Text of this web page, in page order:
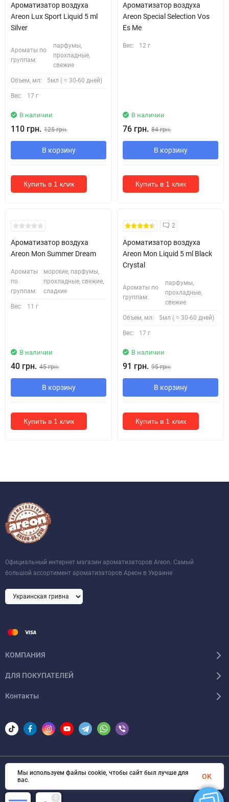
Ароматизатор воздуха
Areon Lux Sport Liquid 5 ml
Silver
Ароматы по
группам:
парфумы,
прохладные,
свежие
Объем, мл: 5мл ( ≈ 30-60 дней)
Вес: 17 г
В наличии
110 грн. 125 грн.
В корзину
Купить в 1 клик
Ароматизатор воздуха
Areon Special Selection Vos
Es Me
Вес: 12 г
В наличии
76 грн. 84 грн.
В корзину
Купить в 1 клик
Ароматизатор воздуха
Areon Mon Summer Dream
Ароматы
по
группам:
морские, парфумы,
прохладные, свежие,
сладкие
Вес: 11 г
В наличии
40 грн. 45 грн.
В корзину
Купить в 1 клик
2
Ароматизатор воздуха
Areon Mon Liquid 5 ml Black
Crystal
Ароматы по
группам:
парфумы,
прохладные,
свежие
Объем, мл: 5мл ( ≈ 30-60 дней)
Вес: 17 г
В наличии
91 грн. 95 грн.
В корзину
Купить в 1 клик
Официальный интернет магазин ароматизаторов Areon. Самый
большой ассортимент ароматизаторов Ареон в Украине
КОМПАНИЯ
ДЛЯ ПОКУПАТЕЛЕЙ
Контакты
© 2026 Areon-ua. Все права защищены
0
Мы используем файлы cookie, чтобы сайт был лучше для
вас.
OK